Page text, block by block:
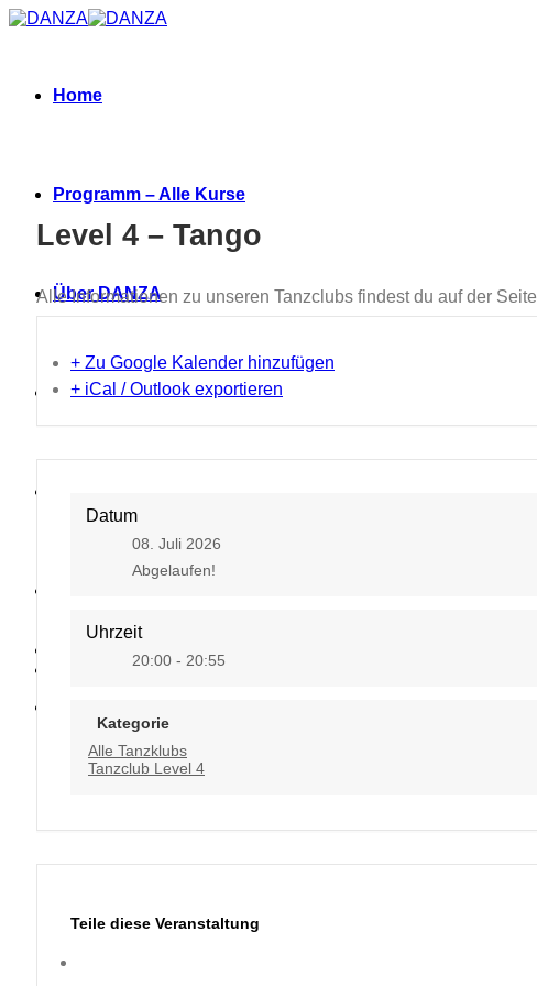
Zum
Home
Programm – Alle Kurse
Über DANZA
Neues
Level 4 – Tango
Alle Informationen zu unseren Tanzclubs findest du auf der Seite
+ Zu Google Kalender hinzufügen
+ iCal / Outlook exportieren
Datum
08. Juli 2026
Abgelaufen!
Uhrzeit
20:00 - 20:55
Kategorie
Alle Tanzklubs
Tanzclub Level 4
Teile diese Veranstaltung